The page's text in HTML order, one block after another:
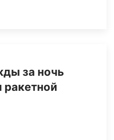
за ночь
ракетной